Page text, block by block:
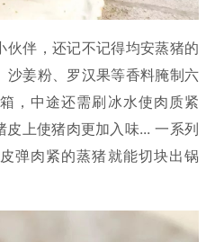
伙伴，还记不记得均安蒸猪的
沙姜粉、罗汉果等香料腌制六
，中途还需刷冰水使肉质紧
上使猪肉更加入味... 一系列
弹肉紧的蒸猪就能切块出锅